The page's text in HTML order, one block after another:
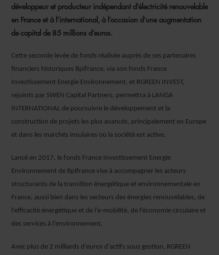
développeur et producteur indépendant d’électricité renouvelable
en France et à l’international, à l’occasion d’une augmentation
de capital de 85 millions d’euros.
Cette seconde levée de fonds réalisée auprès de ses partenaires
financiers historiques Bpifrance, via son fonds France
Investissement Energie Environnement, et RGREEN INVEST,
rejoints par SWEN Capital Partners, permettra à LANGA
INTERNATIONAL de poursuivre le développement et la
construction de projets les plus avancés, principalement en Europe
et dans les marchés insulaires où la société est active.
Lancé en 2017, le fonds France Investissement Energie
Environnement de Bpifrance vise à accompagner les acteurs
structurants de la transition énergétique et environnementale en
France, aussi bien dans les secteurs des énergies renouvelables, de
l’efficacité énergétique et de l’e-mobilité, de l’économie circulaire et
des services à l’environnement.
Avec plus de 2 milliards d’euros d’actifs sous gestion, RGREEN